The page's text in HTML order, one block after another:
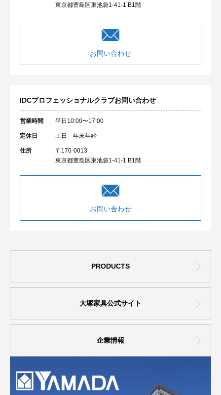
東京都豊島区東池袋1-41-1 B1階
お問い合わせ
IDCプロフェッショナルクラブお問い合わせ
営業時間 平日10:00〜17:00
定休日 土日 年末年始
住所
〒170-0013
東京都豊島区東池袋1-41-1 B1階
お問い合わせ
PRODUCTS
大塚家具公式サイト
企業情報